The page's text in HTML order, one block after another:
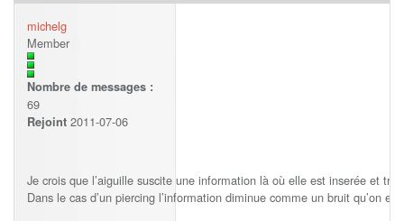
michelg
Member
Nombre de messages :
69
Rejoint 2011-07-06
Je crois que l’aiguille suscite une information là où elle est inserée et
Dans le cas d’un piercing l’information diminue comme un bruit qu’on